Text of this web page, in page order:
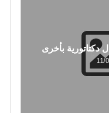
دكتاتورية بأخرى
11/